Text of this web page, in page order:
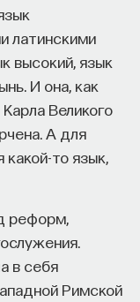
латинскими
высокий, язык
И она, как
Великого
А для
то язык,
реформ,
в себя
Римской